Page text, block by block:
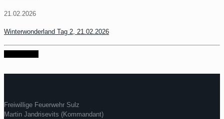
21.02.2026
Winterwonderland Tag 2, 21.02.2026
Freiwillige Feuerwehr Sulz
Martin Jandrisevits (Kommandant)